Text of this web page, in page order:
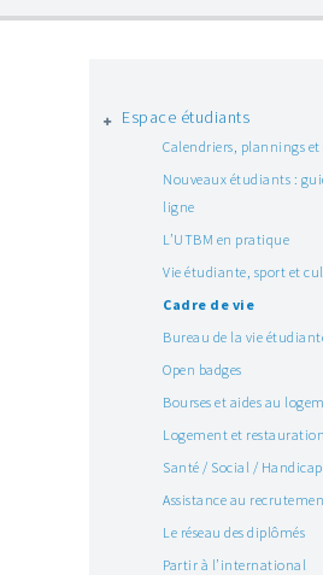
Espace étudiants
Calendriers, plannings
Nouveaux étudiants :
ligne
L’UTBM en pratique
Vie étudiante, sport et
Cadre de vie
Bureau de la vie
Open badges
Bourses et aides au
Logement et restauration
Santé / Social / Handicap
Assistance au
Le réseau des diplômés
Partir à l’international